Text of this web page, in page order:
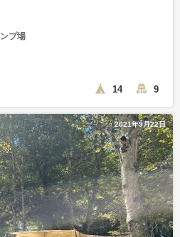
プ場
14 9
2021年9月22日